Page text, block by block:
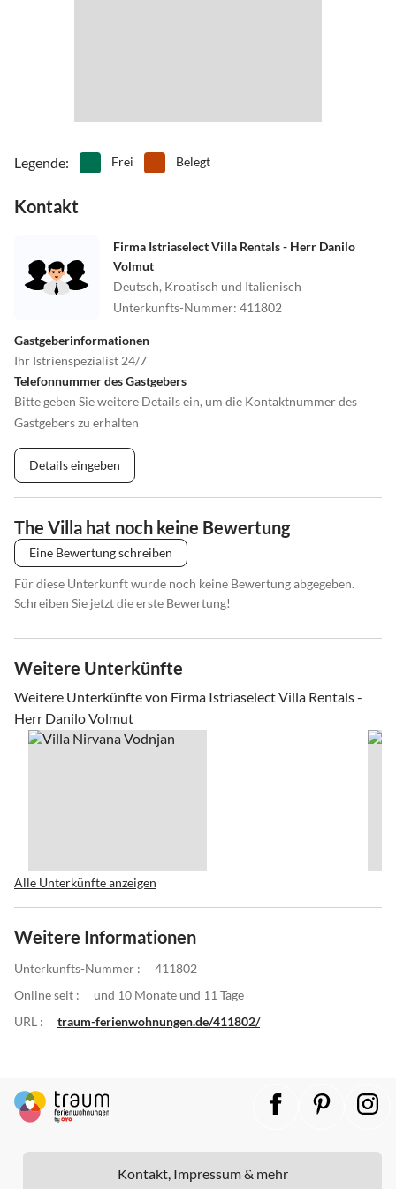
Legende: Frei Belegt
Kontakt
Firma Istriaselect Villa Rentals - Herr Danilo
Volmut
Deutsch, Kroatisch und Italienisch
Unterkunfts-Nummer: 411802
Gastgeberinformationen
Ihr Istrienspezialist 24/7
Telefonnummer des Gastgebers
Bitte geben Sie weitere Details ein, um die Kontaktnummer des
Gastgebers zu erhalten
Details eingeben
The Villa hat noch keine Bewertung
Eine Bewertung schreiben
Für diese Unterkunft wurde noch keine Bewertung abgegeben.
Schreiben Sie jetzt die erste Bewertung!
Weitere Unterkünfte
Weitere Unterkünfte von Firma Istriaselect Villa Rentals -
Herr Danilo Volmut
Alle Unterkünfte anzeigen
Weitere Informationen
Unterkunfts-Nummer :
411802
Online seit :
und 10 Monate und 11 Tage
URL :
traum-ferienwohnungen.de/411802/
Kontakt, Impressum & mehr